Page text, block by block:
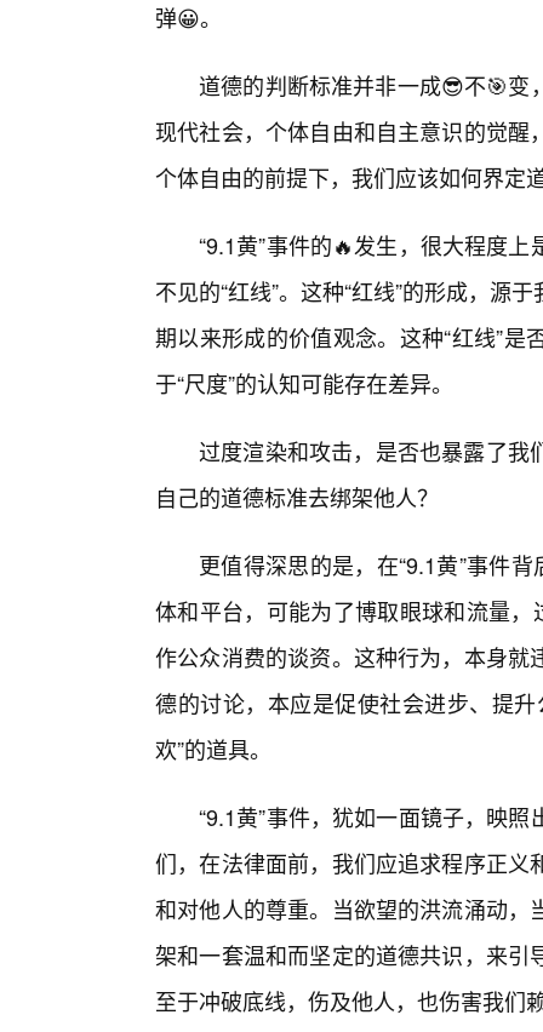
弹😀。
道德的判断标准并非一成😎不🎯
现代社会，个体自由和自主意识的觉
个体自由的前提下，我们应该如何界定
“9.1黄”事件的🔥发生，很大程度
不见的“红线”。这种“红线”的形成，源
期以来形成的价值观念。这种“红线”
于“尺度”的认知可能存在差异。
过度渲染和攻击，是否也暴露了我
自己的道德标准去绑架他人？
更值得深思的是，在“9.1黄”事件
体和平台，可能为了博取眼球和流量
作公众消费的谈资。这种行为，本身
德的讨论，本应是促使社会进步、提
欢”的道具。
“9.1黄”事件，犹如一面镜子，映
们，在法律面前，我们应追求程序正
和对他人的尊重。当欲望的洪流涌动
架和一套温和而坚定的道德共识，来
至于冲破底线，伤及他人，也伤害我们